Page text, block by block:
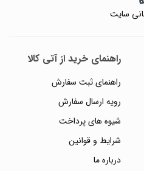
سایت
راهنمای خرید از آتی کالا
راهنمای ثبت سفارش
رویه ارسال سفارش
شیوه های پرداخت
شرایط و قوانین
درباره ما